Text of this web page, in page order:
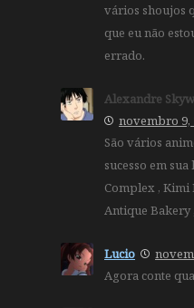
vários shoujos
que eu não
errado.
Alexandre
novembro 9,
São vários
sucesso em
Complex , Kimi
Antique Bakery
Lucio
Agora conte